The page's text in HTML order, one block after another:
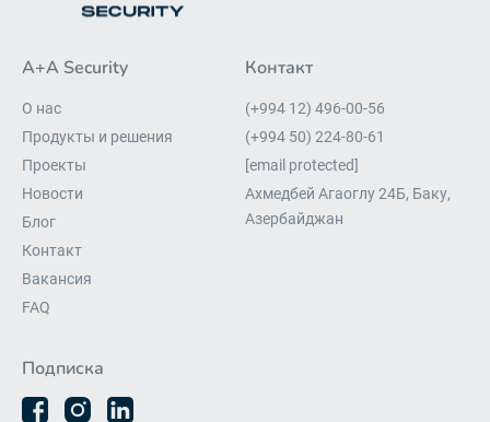
A+A Security
О нас
Продукты и решения
Проекты
Новости
Блог
Контакт
Вакансия
FAQ
Контакт
(+994 12) 496-00-56
(+994 50) 224-80-61
[email protected]
Ахмедбей Агаоглу 24Б, Баку,
Азербайджан
Подписка